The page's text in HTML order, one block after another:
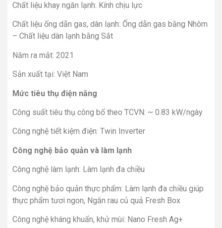
Chất liệu khay ngăn lạnh: Kính chịu lực
Chất liệu ống dẫn gas, dàn lạnh: Ống dẫn gas bằng Nhôm
– Chất liệu dàn lạnh bằng Sắt
Năm ra mắt: 2021
Sản xuất tại: Việt Nam
Mức tiêu thụ điện năng
Công suất tiêu thụ công bố theo TCVN: ~ 0.83 kW/ngày
Công nghệ tiết kiệm điện: Twin Inverter
Công nghệ bảo quản và làm lạnh
Công nghệ làm lạnh: Làm lạnh đa chiều
Công nghệ bảo quản thực phẩm: Làm lạnh đa chiều giúp
thực phẩm tươi ngon, Ngăn rau củ quả Fresh Box
Công nghệ kháng khuẩn, khử mùi: Nano Fresh Ag+